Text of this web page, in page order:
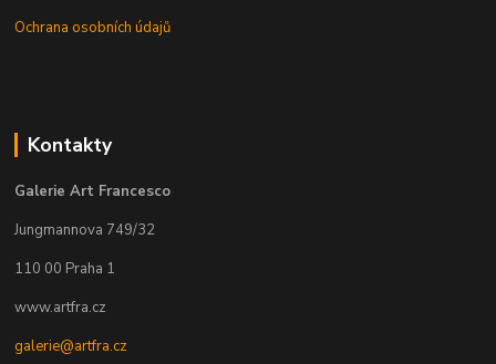
Ochrana osobních údajů
Kontakty
Galerie Art Francesco
Jungmannova 749/32
110 00 Praha 1
www.artfra.cz
galerie@artfra.cz